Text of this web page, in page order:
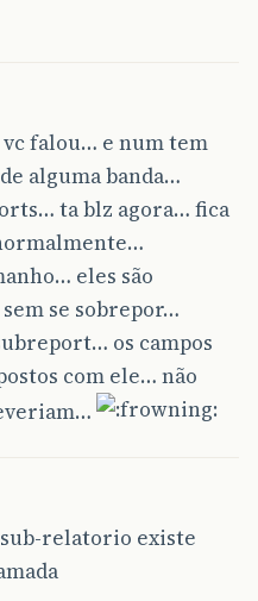
falou… e num tem
alguma banda…
ta blz agora… fica
eles são
se sobrepor…
os campos
com ele… não
relatorio existe